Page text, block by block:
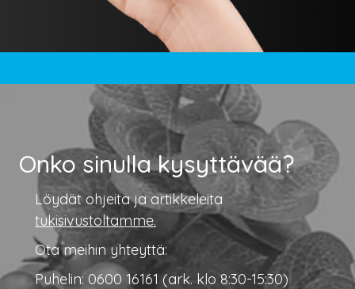
Onko sinulla kysyttävää?
Löydät ohjeita ja artikkeleita
tukisivustoltamme.
Ota meihin yhteyttä:
Puhelin: 0600 16161 (ark. klo 8:30-15:30)